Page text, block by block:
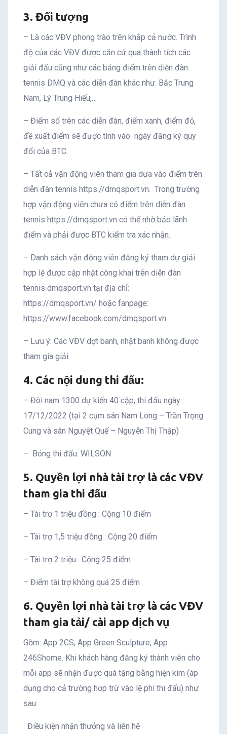
3. Đối tượng
– Là các VĐV phong trào trên khắp cả nước. Trình
độ của các VĐV được căn cứ qua thành tích các
giải đấu cũng như các bảng điểm trên diễn đàn
tennis DMQ và các diễn đàn khác như: Bắc Trung
Nam, Lý Trung Hiếu,…
– Điểm số trên các diễn đàn, điểm xanh, điểm đỏ,
đề xuất điểm sẽ được tính vào ngày đăng ký quy
đổi của BTC.
– Tất cả vận động viên tham gia dựa vào điểm trên
diễn đàn tennis https://dmqsport.vn. Trong trường
hợp vận động viên chưa có điểm trên diễn đàn
tennis https://dmqsport.vn có thể nhờ bảo lãnh
điểm và phải được BTC kiểm tra xác nhận.
– Danh sách vận động viên đăng ký tham dự giải
hợp lệ được cập nhật công khai trên diễn đàn
tennis dmqsport.vn tại địa chỉ:
https://dmqsport.vn/ hoặc fanpage:
https://www.facebook.com/dmqsport.vn
– Lưu ý: Các VĐV dợt banh, nhặt banh không được
tham gia giải.
4. Các nội dung thi đấu:
– Đôi nam 1300 dự kiến 40 cặp, thi đấu ngày
17/12/2022 (tại 2 cụm sân Nam Long – Trần Trọng
Cung và sân Nguyệt Quế – Nguyễn Thị Thập)
– Bóng thi đấu: WILSON
5. Quyền lợi nhà tài trợ là các VĐV
tham gia thi đấu
– Tài trợ 1 triệu đồng : Cộng 10 điểm
– Tài trợ 1,5 triệu đồng : Cộng 20 điểm
– Tài trợ 2 triệu : Cộng 25 điểm
– Điểm tài trợ không quá 25 điểm
6. Quyền lợi nhà tài trợ là các VĐV
tham gia tải/ cài app dịch vụ
Gồm: App 2CS; App Green Sculpture; App
246Shome. Khi khách hàng đăng ký thành viên cho
mỗi app sẽ nhận được quà tặng bằng hiện kim (áp
dụng cho cả trường hợp trừ vào lệ phí thi đấu) như
sau:
Điều kiện nhận thưởng và liên hệ